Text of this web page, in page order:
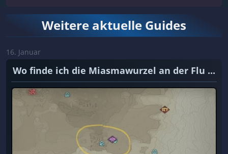
Weitere aktuelle Guides
16. Januar
Wo finde ich die Miasmawurzel an der Flu ...